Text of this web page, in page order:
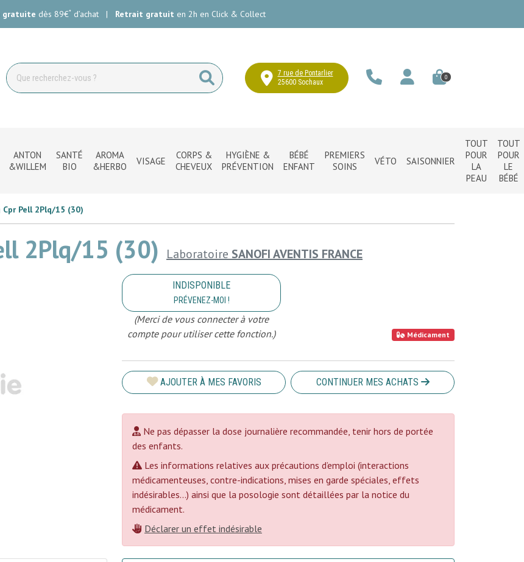
gratuite dès 89€*d’achat | Retrait gratuit en 2h en Click & Collect
Votre pharmacie en ligne à votre service
7 rue de Pontarlier
25600 Sochaux
0
ANTON
&WILLEM
SANTÉ
BIO
AROMA
&HERBO
VISAGE
CORPS &
CHEVEUX
HYGIÈNE &
PRÉVENTION
BÉBÉ
ENFANT
PREMIERS
SOINS
VÉTO SAISONNIER
TOUT
POUR
LA
PEAU
TOUT
POUR
LE
BÉBÉ
Pell 2Plq/15 (30)
2Plq/15 (30) Laboratoire SANOFI AVENTIS FRANCE
INDISPONIBLE
PRÉVENEZ-MOI !
(Merci de vous connecter à votre
compte pour utiliser cette fonction.)
Médicament
AJOUTER À MES FAVORIS CONTINUER MES ACHATS
Ne pas dépasser la dose journalière recommandée, tenir hors de portée
des enfants.
Les informations relatives aux précautions d’emploi (interactions
médicamenteuses, contre-indications, mises en garde spéciales, effets
indésirables...) ainsi que la posologie sont détaillées par la notice du
médicament.
Déclarer un effet indésirable